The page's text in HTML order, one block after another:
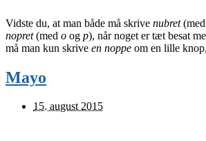
Vidste du, at man både må skrive nubret(med
nopret(med o og p), når noget er tæt besat
må man kun skrive en noppe om en lille
Mayo
15. august 2015